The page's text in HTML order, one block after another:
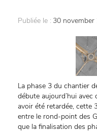
Publiée le : 30 november
La phase 3 du chantier
débute aujourd’hui
avoir été retardée, cette
entre le rond-point des
que la finalisation des